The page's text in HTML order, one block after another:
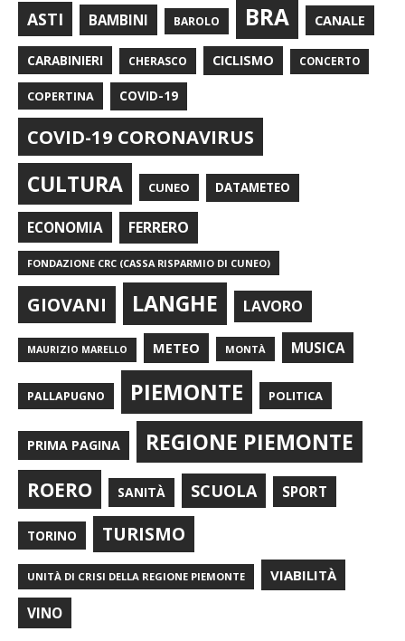
ASTI BAMBINI BAROLO BRA CANALE
CARABINIERI CHERASCO CICLISMO CONCERTO
COPERTINA COVID-19
COVID-19 CORONAVIRUS
CULTURA CUNEO DATAMETEO
ECONOMIA FERRERO
FONDAZIONE CRC (CASSA RISPARMIO DI CUNEO)
GIOVANI LANGHE LAVORO
MAURIZIO MARELLO METEO MONTÀ MUSICA
PALLAPUGNO PIEMONTE POLITICA
PRIMA PAGINA REGIONE PIEMONTE
ROERO SANITÀ SCUOLA SPORT
TORINO TURISMO
UNITÀ DI CRISI DELLA REGIONE PIEMONTE VIABILITÀ
VINO